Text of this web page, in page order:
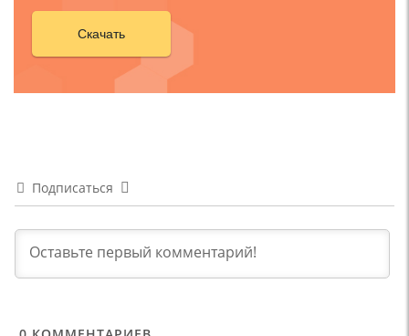
Скачать
Подписаться